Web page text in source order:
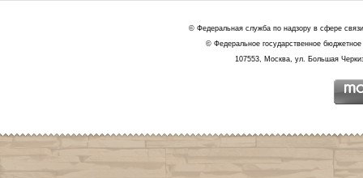
© Федеральная служба по надзору в сфере
© Федеральное государственное
107553, Москва, ул. Большая